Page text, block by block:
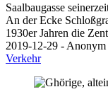
Saalbaugasse
An der Ecke
1930er Jahren die
2019-12-29 - Anonym
Verkehr